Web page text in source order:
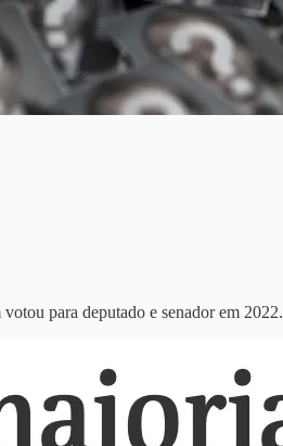
para deputado e senador em 2022.